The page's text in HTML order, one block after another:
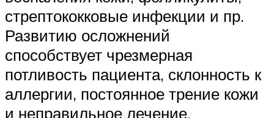
стрептококковые инфекции и пр.
Развитию осложнений
способствует чрезмерная
потливость пациента, склонность к
аллергии, постоянное трение кожи
и неправильное лечение.